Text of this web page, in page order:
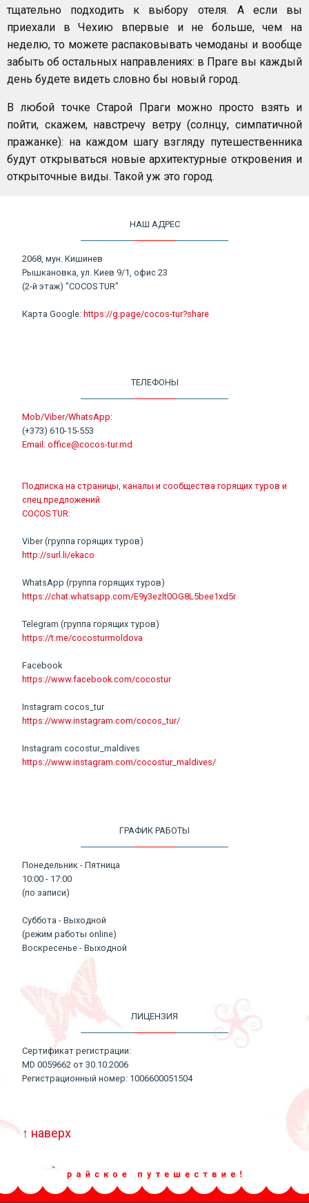
тщательно подходить к выбору отеля. А если вы
приехали в Чехию впервые и не больше, чем на
неделю, то можете распаковывать чемоданы и вообще
забыть об остальных направлениях: в Праге вы каждый
день будете видеть словно бы новый город.
В любой точке Старой Праги можно просто взять и
пойти, скажем, навстречу ветру (солнцу, симпатичной
пражанке): на каждом шагу взгляду путешественника
будут открываться новые архитектурные откровения и
открыточные виды. Такой уж это город.
НАШ АДРЕС
2068, мун. Кишинев
Рышкановка, ул. Киев 9/1, офис 23
(2-й этаж) "COCOS TUR"
Карта Google: https://g.page/cocos-tur?share
ТЕЛЕФОНЫ
Mob/Viber/WhatsApp:
(+373) 610-15-553
Email: office@cocos-tur.md
Подписка на страницы, каналы и сообщества горящих туров и
спец.предложений
COCOS TUR:
Viber (группа горящих туров)
http://surl.li/ekaco
WhatsApp (группа горящих туров)
https://chat.whatsapp.com/E9y3ezlt0OG8L5bee1xd5r
Telegram (группа горящих туров)
https://t.me/cocosturmoldova
Facebook
https://www.facebook.com/cocostur
Instagram cocos_tur
https://www.instagram.com/cocos_tur/
Instagram cocostur_maldives
https://www.instagram.com/cocostur_maldives/
ГРАФИК РАБОТЫ
Понедельник - Пятница
10:00 - 17:00
(по записи)
Суббота - Выходной
(режим работы online)
Воскресенье - Выходной
ЛИЦЕНЗИЯ
Сертификат регистрации:
MD 0059662 от 30.10.2006
Регистрационный номер: 1006600051504
↑ наверх